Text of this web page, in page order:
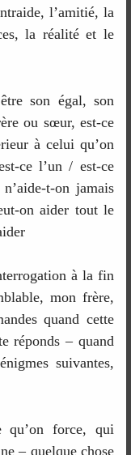
l’amitié, la
la réalité et le
son égal, son
ou sœur, est-ce
à celui qu’on
ce l’un / est-ce
t-on jamais
on aider tout le
à la fin
mon frère,
quand cette
réponds – quand
suivantes,
qu’on force, qui
– quelque chose